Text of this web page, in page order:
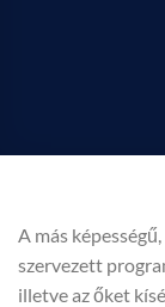
A más
szervezett
illetve az őket